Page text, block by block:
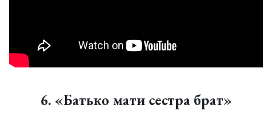
6. «Батько мати сестра брат»